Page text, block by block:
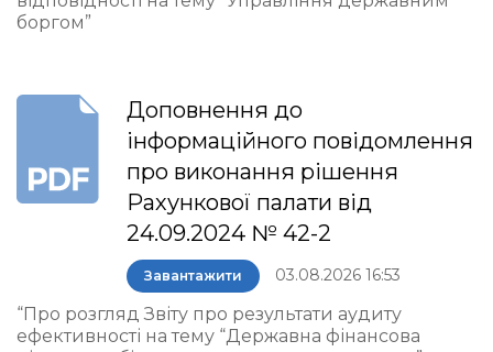
боргом”
Доповнення до
інформаційного повідомлення
про виконання рішення
Рахункової палати від
24.09.2024 № 42-2
Завантажити 03.08.2026 16:53
“Про розгляд Звіту про результати аудиту
ефективності на тему “Державна фінансова